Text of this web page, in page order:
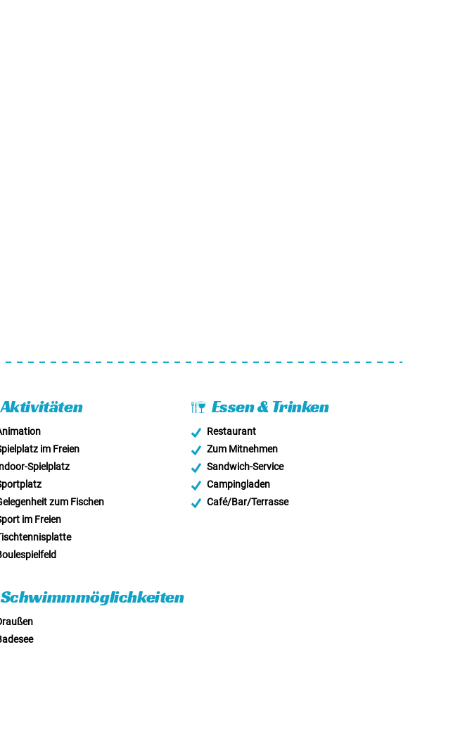
Aktivitäten
im Freien
Spielplatz
zum Fischen
im Freien
Essen & Trinken
Restaurant
Zum Mitnehmen
Sandwich-Service
Campingladen
Café/Bar/Terrasse
Schwimmmöglichkeiten